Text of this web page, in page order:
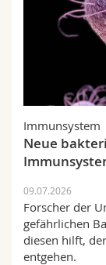
Immunsystem
Neue
09.07.2026
Forscher der
gefährlichen
diesen hilft,
entgehen.